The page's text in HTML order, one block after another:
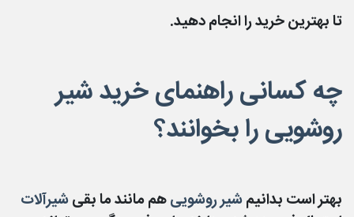
تابهترینخرید را انجام دهید.
چه کسانی راهنمای خرید شیر
روشویی را بخوانند؟
بهتر است بدانیمشیر روشوییهم مانند ما بقیشیرآلات